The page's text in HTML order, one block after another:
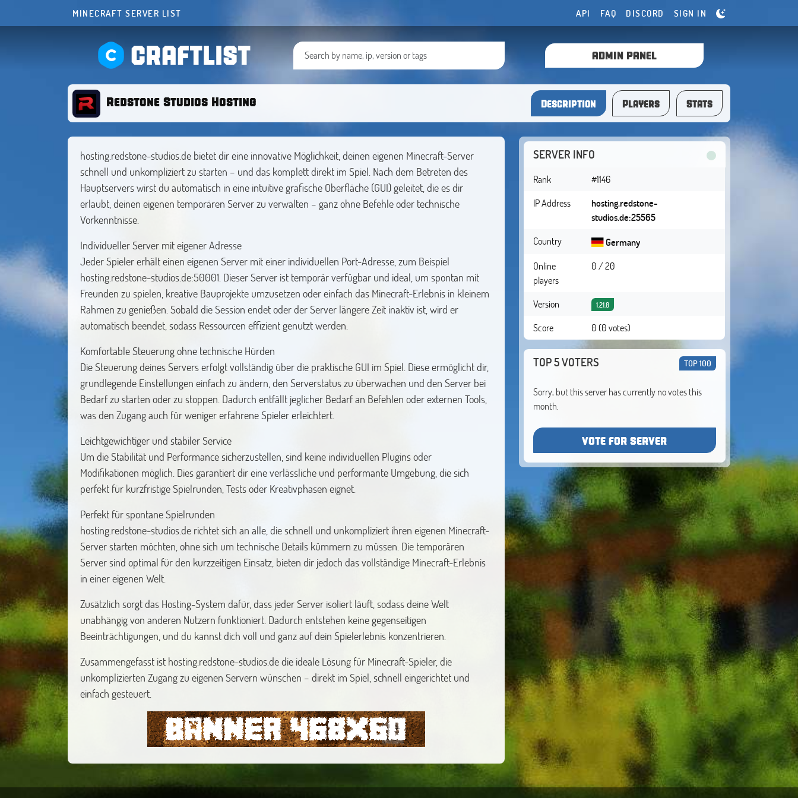
MINECRAFT SERVER LIST API FAQ DISCORD SIGN IN
CRAFTLIST ADMIN PANEL
Redstone Studios Hosting Description Players Stats
hosting.redstone-studios.de bietet dir eine innovative Möglichkeit, deinen eigenen Minecraft-Server
schnell und unkompliziert zu starten – und das komplett direkt im Spiel. Nach dem Betreten des
Hauptservers wirst du automatisch in eine intuitive grafische Oberfläche (GUI) geleitet, die es dir
erlaubt, deinen eigenen temporären Server zu verwalten – ganz ohne Befehle oder technische
Vorkenntnisse.
Individueller Server mit eigener Adresse
Jeder Spieler erhält einen eigenen Server mit einer individuellen Port-Adresse, zum Beispiel
hosting.redstone-studios.de:50001. Dieser Server ist temporär verfügbar und ideal, um spontan mit
Freunden zu spielen, kreative Bauprojekte umzusetzen oder einfach das Minecraft-Erlebnis in kleinem
Rahmen zu genießen. Sobald die Session endet oder der Server längere Zeit inaktiv ist, wird er
automatisch beendet, sodass Ressourcen effizient genutzt werden.
Komfortable Steuerung ohne technische Hürden
Die Steuerung deines Servers erfolgt vollständig über die praktische GUI im Spiel. Diese ermöglicht dir,
grundlegende Einstellungen einfach zu ändern, den Serverstatus zu überwachen und den Server bei
Bedarf zu starten oder zu stoppen. Dadurch entfällt jeglicher Bedarf an Befehlen oder externen Tools,
was den Zugang auch für weniger erfahrene Spieler erleichtert.
Leichtgewichtiger und stabiler Service
Um die Stabilität und Performance sicherzustellen, sind keine individuellen Plugins oder
Modifikationen möglich. Dies garantiert dir eine verlässliche und performante Umgebung, die sich
perfekt für kurzfristige Spielrunden, Tests oder Kreativphasen eignet.
Perfekt für spontane Spielrunden
hosting.redstone-studios.de richtet sich an alle, die schnell und unkompliziert ihren eigenen Minecraft-
Server starten möchten, ohne sich um technische Details kümmern zu müssen. Die temporären
Server sind optimal für den kurzzeitigen Einsatz, bieten dir jedoch das vollständige Minecraft-Erlebnis
in einer eigenen Welt.
Zusätzlich sorgt das Hosting-System dafür, dass jeder Server isoliert läuft, sodass deine Welt
unabhängig von anderen Nutzern funktioniert. Dadurch entstehen keine gegenseitigen
Beeinträchtigungen, und du kannst dich voll und ganz auf dein Spielerlebnis konzentrieren.
Zusammengefasst ist hosting.redstone-studios.de die ideale Lösung für Minecraft-Spieler, die
unkomplizierten Zugang zu eigenen Servern wünschen – direkt im Spiel, schnell eingerichtet und
einfach gesteuert.
SERVER INFO
Rank
#1146
IP Address
hosting.redstone-
studios.de:25565
Country
Germany
Online
players
0 / 20
Version 1.21.8
Score 0 (0 votes)
TOP 5 VOTERS TOP 100
Sorry, but this server has currently no votes this
month.
VOTE FOR SERVER